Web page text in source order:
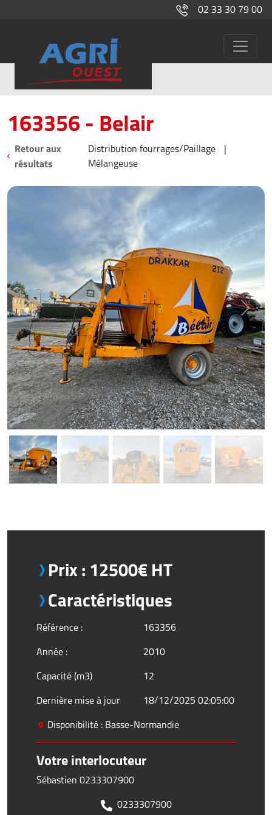
02 33 30 79 00
Occasions163356
163356 - Belair
Retour aux
résultats
Distribution fourrages/Paillage
Mélangeuse
Previous Next
Prix : 12500€ HT
Caractéristiques
Référence :
163356
Année :
2010
Capacité (m3)
12
Dernière mise à jour
18/12/2025 02:05:00
Disponibilité : Basse-Normandie
Votre interlocuteur
Sébastien 0233307900
0233307900